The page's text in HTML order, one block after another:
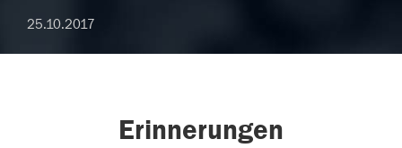
25.10.2017
Erinnerungen